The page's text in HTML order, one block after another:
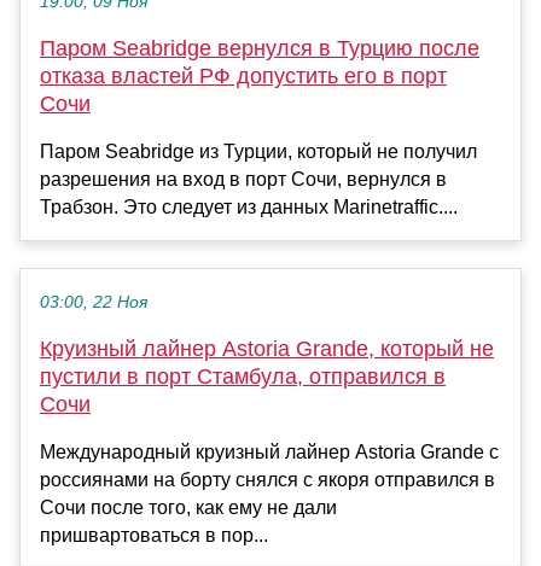
Паром Seabridge вернулся в Турцию после
отказа властей РФ допустить его в порт
Сочи
Паром Seabridge из Турции, который не получил
разрешения на вход в порт Сочи, вернулся в
Трабзон. Это следует из данных Marinetraffic....
03:00, 22 Ноя
Круизный лайнер Astoria Grande, который не
пустили в порт Стамбула, отправился в
Сочи
Международный круизный лайнер Astoria Grande с
россиянами на борту снялся с якоря отправился в
Сочи после того, как ему не дали
пришвартоваться в пор...